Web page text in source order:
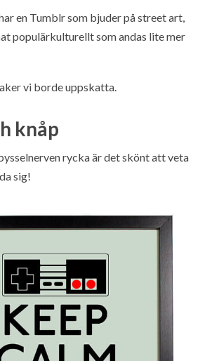
en Tumblr som bjuder på street art,
populärkulturellt som andas lite mer
vi borde uppskatta.
knåp
rycka är det skönt att veta
sig!